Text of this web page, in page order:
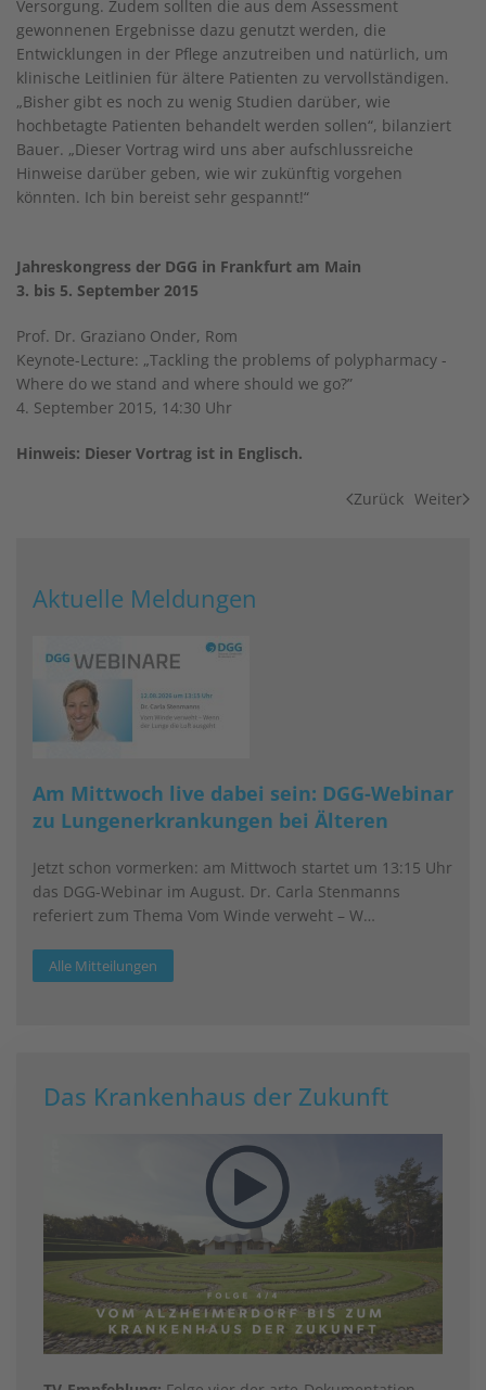
Versorgung. Zudem sollten die aus dem Assessment
gewonnenen Ergebnisse dazu genutzt werden, die
Entwicklungen in der Pflege anzutreiben und natürlich, um
klinische Leitlinien für ältere Patienten zu vervollständigen.
„Bisher gibt es noch zu wenig Studien darüber, wie
hochbetagte Patienten behandelt werden sollen“, bilanziert
Bauer. „Dieser Vortrag wird uns aber aufschlussreiche
Hinweise darüber geben, wie wir zukünftig vorgehen
könnten. Ich bin bereist sehr gespannt!“
Jahreskongress der DGG in Frankfurt am Main
3. bis 5. September 2015
Prof. Dr. Graziano Onder, Rom
Keynote-Lecture: „Tackling the problems of polypharmacy -
Where do we stand and where should we go?”
4. September 2015, 14:30 Uhr
Hinweis: Dieser Vortrag ist in Englisch.
Zurück Weiter
Aktuelle Meldungen
Am Mittwoch live dabei sein: DGG-Webinar
zu Lungenerkrankungen bei Älteren
Jetzt schon vormerken: am Mittwoch startet um 13:15 Uhr
das DGG-Webinar im August. Dr. Carla Stenmanns
referiert zum Thema Vom Winde verweht – W…
Alle Mitteilungen
Das Krankenhaus der Zukunft